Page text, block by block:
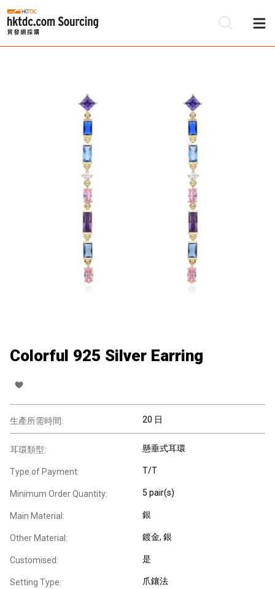
Colorful 925 Silver Earring
生產所需時間: 20 日
耳環類型: 懸垂式耳環
Type of Payment: T/T
Minimum Order Quantity: 5 pair(s)
Main Material: 銀
Other Material: 鍍金, 銀
Customised: 是
Setting Type: 爪鑲法